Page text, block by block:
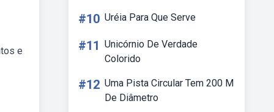
e
#10 Uréia Para Que Serve
#11 Unicórnio De Verdade
Colorido
#12 Uma Pista Circular Tem 200 M
De Diâmetro